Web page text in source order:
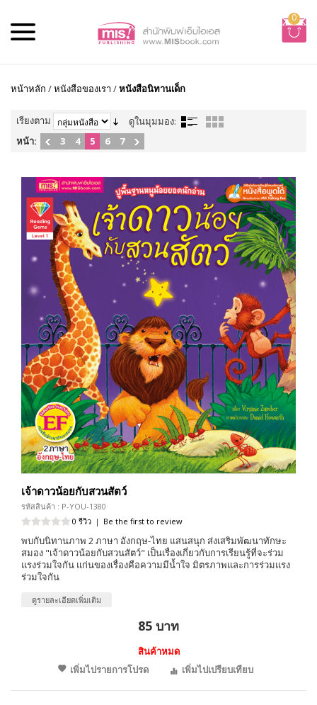
0
หน้าหลัก /หนังสือของเรา /หนังสือนิทานเด็ก
เรียงตาม
ดูในมุมมอง:
หน้า:
3 4 5 6 7
เจ้าดาวน้อยกับสวนสัตว์
รหัสสินค้า : P-YOU-1380
0 รีวิว | Be the first to review
พบกับนิทานภาพ 2 ภาษา อังกฤษ-ไทย แสนสนุก ส่งเสริมพัฒนาทักษะ
สมอง "เจ้าดาวน้อยกับสวนสัตว์" เป็นเรื่องเกี่ยวกับการเรียนรู้ที่จะร่วม
แรงร่วมใจกัน แก่นของเรื่องคือความมีน้ำใจ มิตรภาพและการร่วมแรง
ร่วมใจกัน
ดูรายละเอียดเพิ่มเติม
85 บาท
สินค้าหมด
เพิ่มไปรายการโปรด
เพิ่มไปเปรียบเทียบ